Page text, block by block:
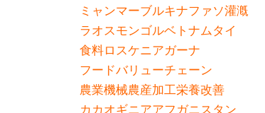
ミャンマーブルキナファソ灌漑
ラオスモンゴルベトナムタイ
食料ロスケニアガーナ
フードバリューチェーン
農業機械農産加工栄養改善
カカオギニアアフガニスタン